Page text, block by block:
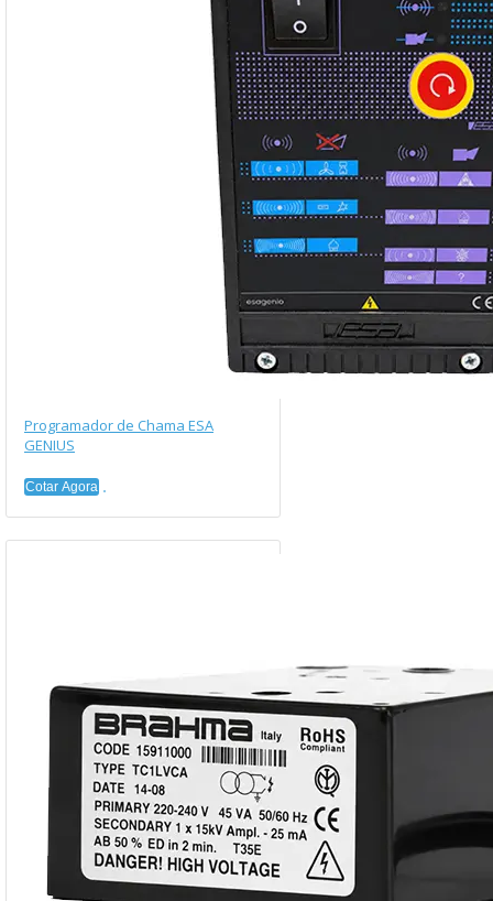
Programador de Chama ESA
GENIUS
Cotar Agora